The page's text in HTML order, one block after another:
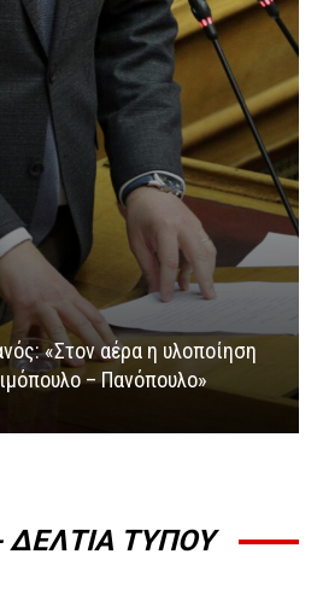
«Στον αέρα η υλοποίηση
– Πανόπουλο»
ΔΕΛΤΙΑ ΤΥΠΟΥ